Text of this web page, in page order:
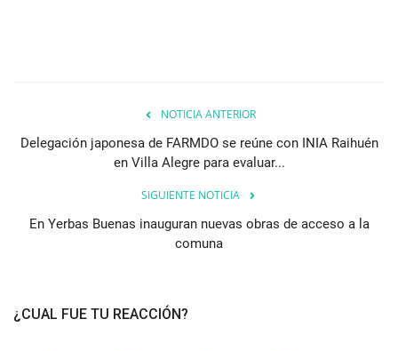
NOTICIA ANTERIOR
Delegación japonesa de FARMDO se reúne con INIA Raihuén
en Villa Alegre para evaluar...
SIGUIENTE NOTICIA
En Yerbas Buenas inauguran nuevas obras de acceso a la
comuna
¿CUAL FUE TU REACCIÓN?